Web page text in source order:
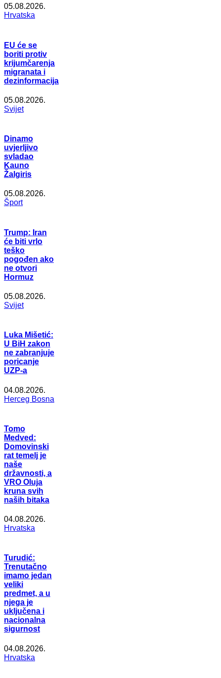
05.08.2026.
Hrvatska
EU će se
boriti protiv
krijumčarenja
migranata i
dezinformacija
05.08.2026.
Svijet
Dinamo
uvjerljivo
svladao
Kauno
Žalgiris
05.08.2026.
Šport
Trump: Iran
će biti vrlo
teško
pogođen ako
ne otvori
Hormuz
05.08.2026.
Svijet
Luka Mišetić:
U BiH zakon
ne zabranjuje
poricanje
UZP-a
04.08.2026.
Herceg Bosna
Tomo
Medved:
Domovinski
rat temelj je
naše
državnosti, a
VRO Oluja
kruna svih
naših bitaka
04.08.2026.
Hrvatska
Turudić:
Trenutačno
imamo jedan
veliki
predmet, a u
njega je
uključena i
nacionalna
sigurnost
04.08.2026.
Hrvatska